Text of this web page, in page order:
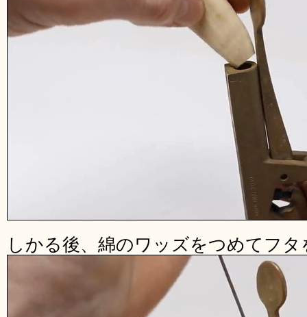
しかる後、綿のワッズをつめてフタ